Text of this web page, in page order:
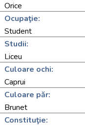
Orice
Ocupaţie:
Student
Studii:
Liceu
Culoare ochi:
Caprui
Culoare păr:
Brunet
Constituţie: